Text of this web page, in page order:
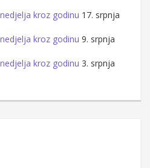
kroz godinu 17. srpnja
kroz godinu 9. srpnja
kroz godinu 3. srpnja